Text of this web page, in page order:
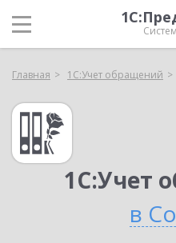
Главная 1С:Учет обращений
1С:Учет
в